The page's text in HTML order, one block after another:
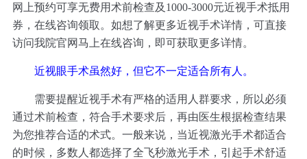
网上预约可享无费用术前检查及1000-3000元近视手术抵用
券，在线咨询领取。如想了解更多近视手术详情，可直接
访问我院官网马上在线咨询，即可获取更多详情。
近视眼手术虽然好，但它不一定适合所有人。
需要提醒近视手术有严格的适用人群要求，所以必须
通过术前检查，符合手术要求后，再由医生根据检查结果
为您推荐合适的术式。一般来说，当近视激光手术都适合
的时候，多数人都选择了全飞秒激光手术，引起手术舒适